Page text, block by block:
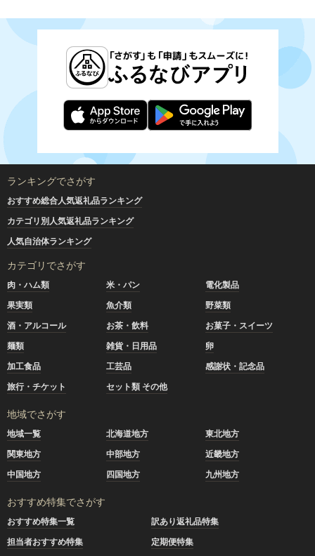
ランキングでさがす
おすすめ総合人気返礼品ランキング
カテゴリ別人気返礼品ランキング
人気自治体ランキング
カテゴリでさがす
肉・ハム類 米・パン
電化製品
果実類
魚介類
野菜類
酒・アルコール
お茶・飲料
お菓子・スイーツ
麺類
雑貨・日用品
卵
加工食品
工芸品
感謝状・記念品
旅行・チケット
セット類 その他
地域でさがす
地域一覧 北海道地方
東北地方
関東地方
中部地方
近畿地方
中国地方
四国地方 九州地方
おすすめ特集でさがす
おすすめ特集一覧
訳あり返礼品特集
担当者おすすめ特集
定期便特集